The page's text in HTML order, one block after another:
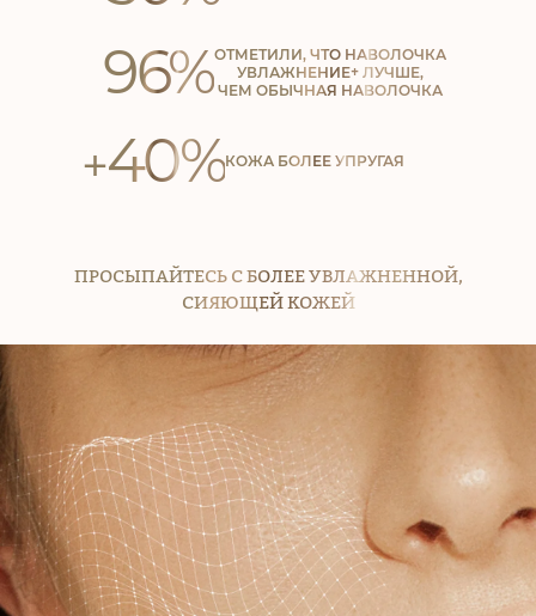
96%ОТМЕТИЛИ, ЧТО НАВОЛОЧКА
УВЛАЖНЕНИЕ+ ЛУЧШЕ,
ЧЕМ ОБЫЧНАЯ НАВОЛОЧКА
+40%КОЖА БОЛЕЕ УПРУГАЯ
ПРОСЫПАЙТЕСЬ С БОЛЕЕ УВЛАЖНЕННОЙ,
СИЯЮЩЕЙ КОЖЕЙ
СКИДКА НА ПЕРВЫЙ ЗАКАЗ